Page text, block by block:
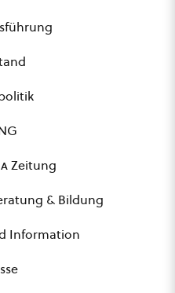
Zeitung
& Bildung
Information